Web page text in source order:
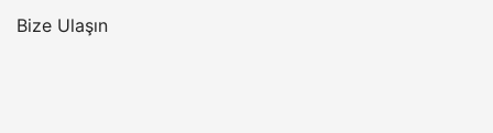
Bize Ulaşın